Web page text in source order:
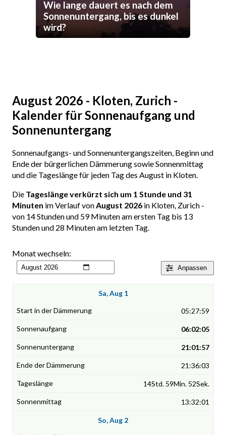
Wie lange dauert es nach dem
Sonnenuntergang, bis es dunkel
wird?
August 2026 - Kloten, Zurich -
Kalender für Sonnenaufgang und
Sonnenuntergang
Sonnenaufgangs- und Sonnenuntergangszeiten, Beginn und
Ende der bürgerlichen Dämmerung sowie Sonnenmittag
und die Tageslänge für jeden Tag des August in Kloten.
Die Tageslänge verkürzt sich um 1 Stunde und 31
Minuten im Verlauf vonAugust 2026 in Kloten, Zurich -
von 14 Stunden und 59 Minuten am ersten Tag bis 13
Stunden und 28 Minuten am letzten Tag.
Anpassen
Monat wechseln:
Sa, Aug 1
05:27:59
06:02:05
21:01:57
21:36:03
14Std. 59Min. 52Sek.
13:32:01
So, Aug 2